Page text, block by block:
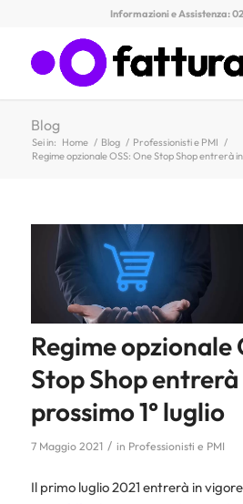
Informazioni e Assistenza:
Blog
Sei in: Home / Blog / Professionisti e PMI /
Regime opzionale OSS: One Stop Shop entrerà
Regime opzionale
Stop Shop
prossimo 1° luglio
7 Maggio 2021 / in Professionisti e PMI
Il primo luglio 2021 entrerà in